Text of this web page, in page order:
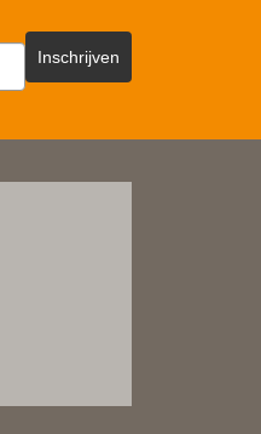
Inschrijven